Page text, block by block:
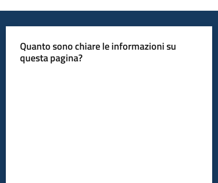
Quanto sono chiare le informazioni su
questa pagina?